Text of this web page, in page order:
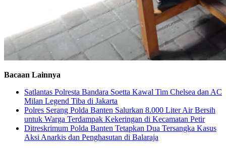
Bacaan Lainnya
Satlantas Polresta Bandara Soetta Kawal Tim Chelsea dan AC
Milan Legend Tiba di Jakarta
Polres Serang Polda Banten Salurkan 8.000 Liter Air Bersih
untuk Warga Terdampak Kekeringan di Kecamatan Petir
Ditreskrimum Polda Banten Tetapkan Dua Tersangka Kasus
Aksi Anarkis dan Penghasutan di Balaraja